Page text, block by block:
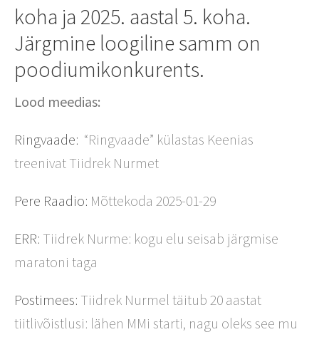
koha ja 2025. aastal 5. koha.
Järgmine loogiline samm on
poodiumikonkurents.
Lood meedias:
Ringvaade: “Ringvaade” külastas Keenias
treenivat Tiidrek Nurmet
Pere Raadio: Mõttekoda 2025-01-29
ERR: Tiidrek Nurme: kogu elu seisab järgmise
maratoni taga
Postimees: Tiidrek Nurmel täitub 20 aastat
tiitlivõistlusi: lähen MMi starti, nagu oleks see mu